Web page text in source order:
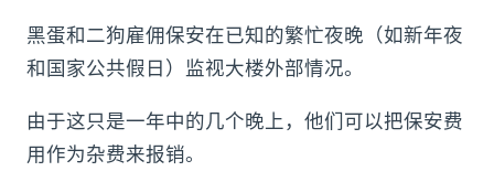
黑蛋和二狗雇佣保安在已知的繁忙夜晚（如新年夜
和国家公共假日）监视大楼外部情况。
由于这只是一年中的几个晚上，他们可以把保安费
用作为杂费来报销。